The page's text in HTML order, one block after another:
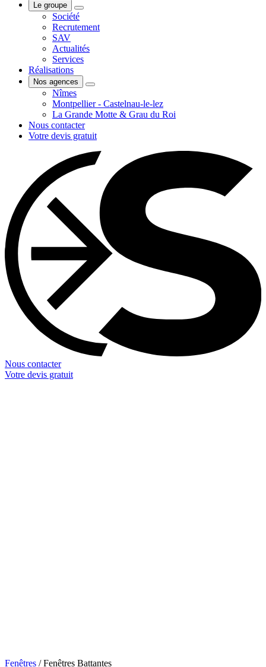
Le groupe
Société
Recrutement
SAV
Actualités
Services
Réalisations
Nos agences
Nîmes
Montpellier - Castelnau-le-lez
La Grande Motte & Grau du Roi
Nous contacter
Votre devis gratuit
Nous contacter
Votre devis gratuit
Fenêtres / Fenêtres Battantes